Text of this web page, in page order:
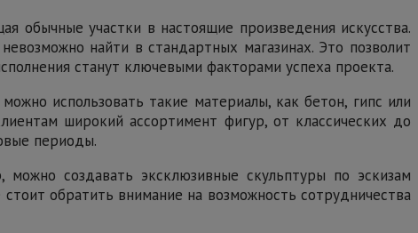
обычные участки в настоящие произведения искусства.
найти в стандартных магазинах. Это позволит
станут ключевыми факторами успеха проекта.
использовать такие материалы, как бетон, гипс или
широкий ассортимент фигур, от классических до
периоды.
создавать эксклюзивные скульптуры по эскизам
обратить внимание на возможность сотрудничества